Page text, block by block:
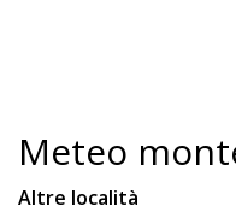
Meteo
Altre località